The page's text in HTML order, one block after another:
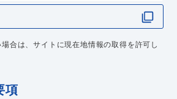
合は、サイトに現在地情報の取得を許可し
項